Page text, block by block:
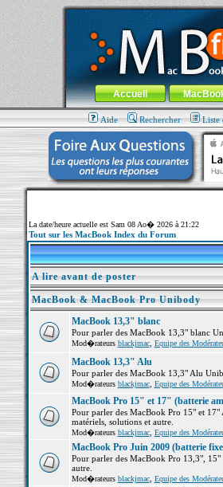
MacBook-fr.com : 100% Apple... 100%
Aller au contenu-Aller au menu
Menu général
Accueil
Aide Rechercher Liste
La date/heure actuelle est Sam 08 Ao� 2026 à 21:22
Tout sur les MacBook Index du Forum
A lire avant de poster
MacBook & MacBook Pro Unibody
MacBook 13,3" blanc
Pour parler des MacBook 13,3" blanc
Mod�rateurs blackjmac, Equipe des
MacBook 13,3" Alu
Pour parler des MacBook 13,3" Alu
Mod�rateurs blackjmac, Equipe des
MacBook Pro 15" et 17" (batterie
Pour parler des MacBook Pro 15" et
matériels, solutions et autre.
Mod�rateurs blackjmac, Equipe des
MacBook Pro Juin 2009 (batterie
Pour parler des MacBook Pro 13,3",
autre.
Mod�rateurs blackjmac, Equipe des